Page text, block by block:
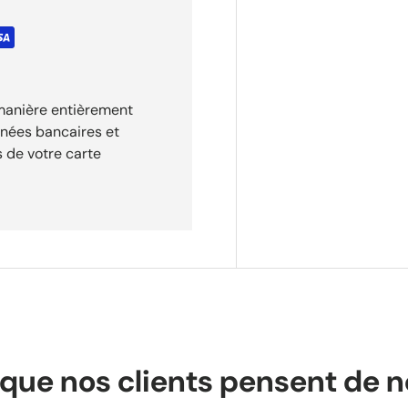
Installation rapide et
XSR080 ADVENTUR
XSR070 HOLSTER EVO
quad. Référence :
entre différentes
entièrement
bancaires et
de votre carte
nos clients pensent de